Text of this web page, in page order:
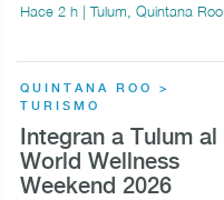
Hace 2 h | Tulum, Quintana Roo
QUINTANA ROO >
TURISMO
Integran a Tulum al
World Wellness
Weekend 2026